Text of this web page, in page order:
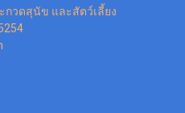
กวดสุนัข และสัตว์เลี้ยง